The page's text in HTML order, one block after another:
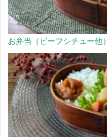
お弁当（ビーフシチュー他）